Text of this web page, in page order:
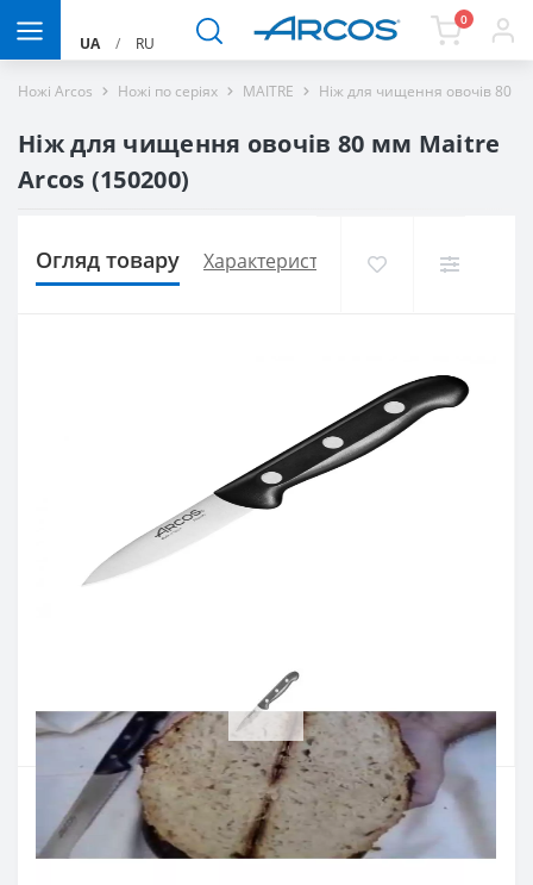
UA / RU
0
Ножі Arcos Ножі по серіях MAITRE Ніж для чищення овочів 80
Ніж для чищення овочів 80 мм Maitre
Arcos (150200)
Огляд товару Характеристики Доставка і
Артикул:150200
Наявність:
Є в наявності
Кількість: